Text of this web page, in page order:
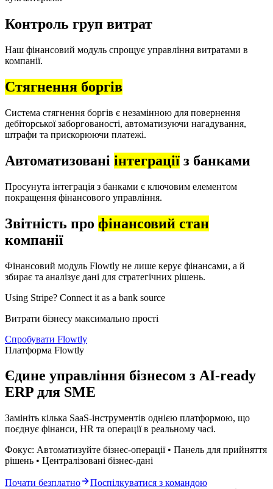
Контроль груп витрат
Наш фінансовий модуль спрощує управління витратами в
компанії.
Стягнення боргів
Система стягнення боргів є незамінною для повернення
дебіторської заборгованості, автоматизуючи нагадування,
штрафи та прискорюючи платежі.
Автоматизовані інтеграції з банками
Просунута інтеграція з банками є ключовим елементом
покращення фінансового управління.
Звітність про фінансовий стан
компанії
Фінансовий модуль Flowtly не лише керує фінансами, а й
збирає та аналізує дані для стратегічних рішень.
Using Stripe? Connect it as a bank source
Витрати бізнесу максимально прості
Спробувати Flowtly
Платформа Flowtly
Єдине управління бізнесом з AI-ready
ERP для SME
Замініть кілька SaaS-інструментів однією платформою, що
поєднує фінанси, HR та операції в реальному часі.
Фокус: Автоматизуйте бізнес-операції • Панель для прийняття
рішень • Централізовані бізнес-дані
Почати безплатно
Поспілкуватися з командою